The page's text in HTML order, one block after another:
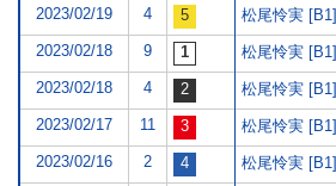
2023/02/19 4 松尾怜実 [B1]
2023/02/18 9 松尾怜実 [B1]
2023/02/18 4 松尾怜実 [B1]
2023/02/17 11 松尾怜実 [B1]
2023/02/16 2 松尾怜実 [B1]